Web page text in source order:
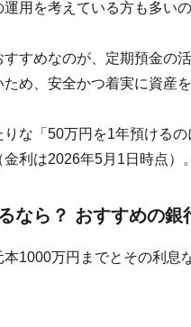
用を考えている方も多い
すめなのが、定期預金の
め、安全かつ着実に資産
な「50万円を1年預ける
利は2026年5月1日時点）。
なら？ おすすめの銀
1000万円までとその利息